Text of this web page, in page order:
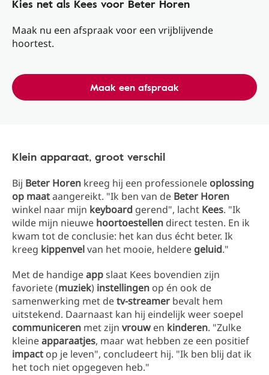
Kies net als Kees voor Beter Horen
Maak nu een afspraak voor een vrijblijvende
hoortest.
Maak een afspraak
Klein apparaat, groot verschil
Bij Beter Horen kreeg hij een professionele oplossing
op maataangereikt. "Ik ben van de Beter Horen
winkel naar mijn keyboard gerend", lacht Kees. "Ik
wilde mijn nieuwe hoortoestellen direct testen. En ik
kwam tot de conclusie: het kan dus écht beter. Ik
kreeg kippenvelvan het mooie, heldere geluid."
Met de handigeappslaat Kees bovendien zijn
favoriete (muziek) instellingen op én ook de
samenwerking met detv-streamer bevalt hem
uitstekend. Daarnaast kan hij eindelijk weer soepel
communiceren met zijn vrouw en kinderen. "Zulke
kleineapparaatjes, maar wat hebben ze een positief
impact op je leven", concludeert hij. "Ik ben blij dat ik
het toch niet opgegeven heb."